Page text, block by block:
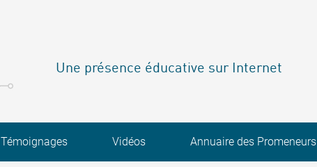
Une présence éducative sur Internet
Témoignages Vidéos Annuaire des Promeneurs